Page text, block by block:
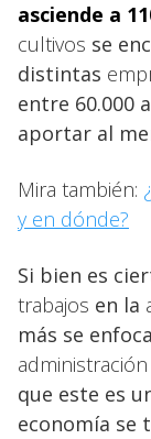
asciende a
cultivos se
distintas
entre 60.000
aportar al
Mira también:
y en dónde?
Si bien es
trabajos en la
más se
que este es
economía se